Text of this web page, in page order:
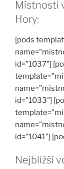
Místnosti
Hory:
[pods
id="1037"]
id="1033"]
id="1041"]
Nejbližší